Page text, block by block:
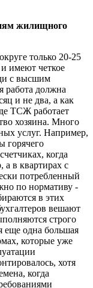
жилищного
только 20-25
имеют четкое
с высшим
работа должна
и не два, а как
ТСЖ работает
хозяина. Много
услуг. Например,
горячего
когда
а в квартирах с
потребленный
по нормативу -
в этих
вешают
строго
еще одна большая
которые уже
хотя
когда